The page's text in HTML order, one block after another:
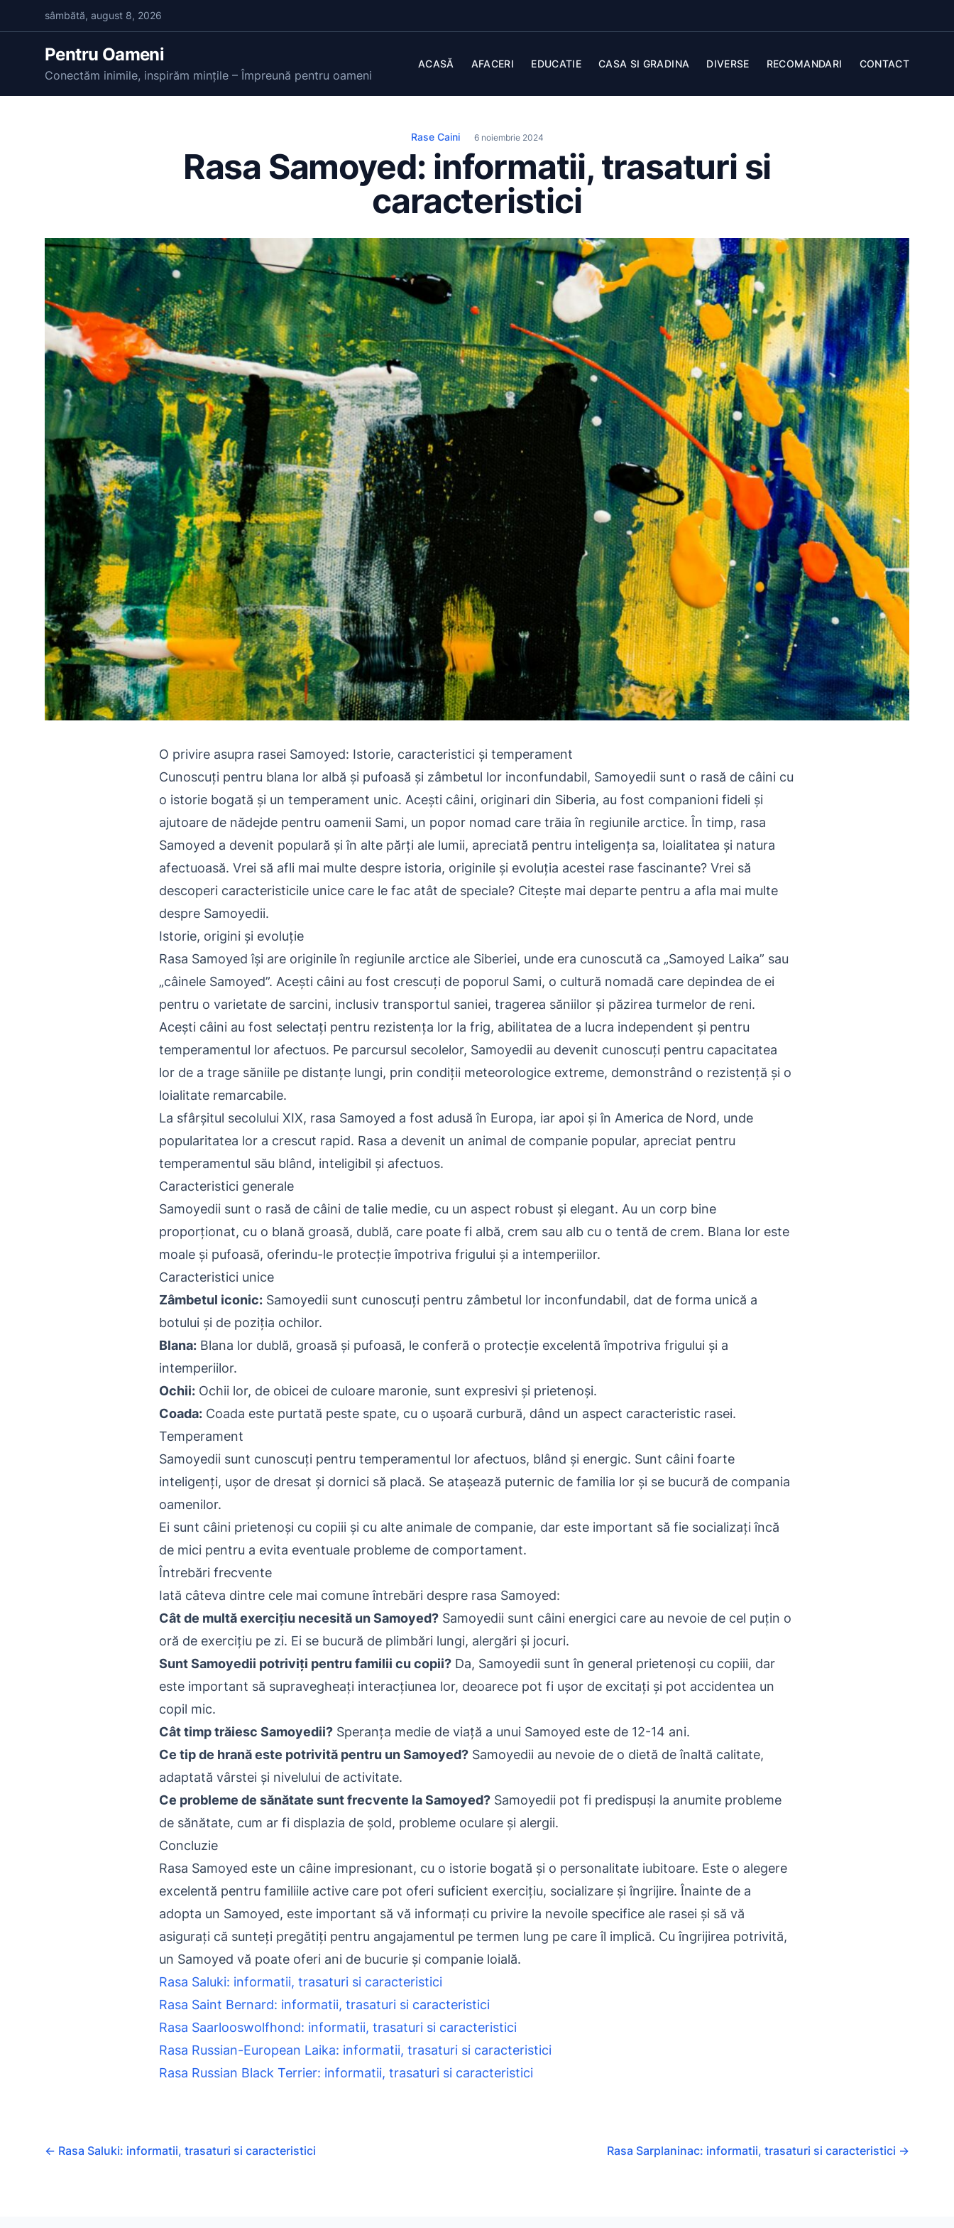
sâmbătă, august 8, 2026
Pentru Oameni
Conectăm inimile, inspirăm mințile – Împreună pentru oameni
ACASĂ AFACERI EDUCATIE CASA SI GRADINA DIVERSE RECOMANDARI CONTACT
Rase Caini 6 noiembrie 2024
Rasa Samoyed: informatii, trasaturi si
caracteristici
O privire asupra rasei Samoyed: Istorie, caracteristici și temperament
Cunoscuți pentru blana lor albă și pufoasă și zâmbetul lor inconfundabil, Samoyedii sunt o rasă de câini cu
o istorie bogată și un temperament unic. Acești câini, originari din Siberia, au fost companioni fideli și
ajutoare de nădejde pentru oamenii Sami, un popor nomad care trăia în regiunile arctice. În timp, rasa
Samoyed a devenit populară și în alte părți ale lumii, apreciată pentru inteligența sa, loialitatea și natura
afectuoasă. Vrei să afli mai multe despre istoria, originile și evoluția acestei rase fascinante? Vrei să
descoperi caracteristicile unice care le fac atât de speciale? Citește mai departe pentru a afla mai multe
despre Samoyedii.
Istorie, origini și evoluție
Rasa Samoyed își are originile în regiunile arctice ale Siberiei, unde era cunoscută ca „Samoyed Laika” sau
„câinele Samoyed”. Acești câini au fost crescuți de poporul Sami, o cultură nomadă care depindea de ei
pentru o varietate de sarcini, inclusiv transportul saniei, tragerea săniilor și păzirea turmelor de reni.
Acești câini au fost selectați pentru rezistența lor la frig, abilitatea de a lucra independent și pentru
temperamentul lor afectuos. Pe parcursul secolelor, Samoyedii au devenit cunoscuți pentru capacitatea
lor de a trage săniile pe distanțe lungi, prin condiții meteorologice extreme, demonstrând o rezistență și o
loialitate remarcabile.
La sfârșitul secolului XIX, rasa Samoyed a fost adusă în Europa, iar apoi și în America de Nord, unde
popularitatea lor a crescut rapid. Rasa a devenit un animal de companie popular, apreciat pentru
temperamentul său blând, inteligibil și afectuos.
Caracteristici generale
Samoyedii sunt o rasă de câini de talie medie, cu un aspect robust și elegant. Au un corp bine
proporționat, cu o blană groasă, dublă, care poate fi albă, crem sau alb cu o tentă de crem. Blana lor este
moale și pufoasă, oferindu-le protecție împotriva frigului și a intemperiilor.
Caracteristici unice
Zâmbetul iconic: Samoyedii sunt cunoscuți pentru zâmbetul lor inconfundabil, dat de forma unică a
botului și de poziția ochilor.
Blana: Blana lor dublă, groasă și pufoasă, le conferă o protecție excelentă împotriva frigului și a
intemperiilor.
Ochii: Ochii lor, de obicei de culoare maronie, sunt expresivi și prietenoși.
Coada: Coada este purtată peste spate, cu o ușoară curbură, dând un aspect caracteristic rasei.
Temperament
Samoyedii sunt cunoscuți pentru temperamentul lor afectuos, blând și energic. Sunt câini foarte
inteligenți, ușor de dresat și dornici să placă. Se atașează puternic de familia lor și se bucură de compania
oamenilor.
Ei sunt câini prietenoși cu copiii și cu alte animale de companie, dar este important să fie socializați încă
de mici pentru a evita eventuale probleme de comportament.
Întrebări frecvente
Iată câteva dintre cele mai comune întrebări despre rasa Samoyed:
Cât de multă exercițiu necesită un Samoyed? Samoyedii sunt câini energici care au nevoie de cel puțin o
oră de exercițiu pe zi. Ei se bucură de plimbări lungi, alergări și jocuri.
Sunt Samoyedii potriviți pentru familii cu copii? Da, Samoyedii sunt în general prietenoși cu copiii, dar
este important să supravegheați interacțiunea lor, deoarece pot fi ușor de excitați și pot accidentea un
copil mic.
Cât timp trăiesc Samoyedii? Speranța medie de viață a unui Samoyed este de 12-14 ani.
Ce tip de hrană este potrivită pentru un Samoyed? Samoyedii au nevoie de o dietă de înaltă calitate,
adaptată vârstei și nivelului de activitate.
Ce probleme de sănătate sunt frecvente la Samoyed? Samoyedii pot fi predispuși la anumite probleme
de sănătate, cum ar fi displazia de șold, probleme oculare și alergii.
Concluzie
Rasa Samoyed este un câine impresionant, cu o istorie bogată și o personalitate iubitoare. Este o alegere
excelentă pentru familiile active care pot oferi suficient exercițiu, socializare și îngrijire. Înainte de a
adopta un Samoyed, este important să vă informați cu privire la nevoile specifice ale rasei și să vă
asigurați că sunteți pregătiți pentru angajamentul pe termen lung pe care îl implică. Cu îngrijirea potrivită,
un Samoyed vă poate oferi ani de bucurie și companie loială.
Rasa Saluki: informatii, trasaturi si caracteristici
Rasa Saint Bernard: informatii, trasaturi si caracteristici
Rasa Saarlooswolfhond: informatii, trasaturi si caracteristici
Rasa Russian-European Laika: informatii, trasaturi si caracteristici
Rasa Russian Black Terrier: informatii, trasaturi si caracteristici
← Rasa Saluki: informatii, trasaturi si caracteristici Rasa Sarplaninac: informatii, trasaturi si caracteristici →